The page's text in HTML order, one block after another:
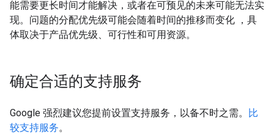
能需要更长时间才能解决，或者在可预见的未来可能无法实
现。问题的分配优先级可能会随着时间的推移而变化 ，具
体取决于产品优先级、可行性和可用资源。
确定合适的支持服务
Google 强烈建议您提前设置支持服务，以备不时之需。
比
较支持服务。